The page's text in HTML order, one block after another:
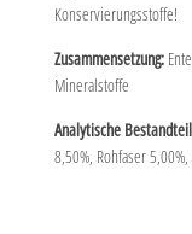
Konservierungsstoffe!
Zusammensetzung:
Mineralstoffe
Analytische
8,50%, Rohfaser